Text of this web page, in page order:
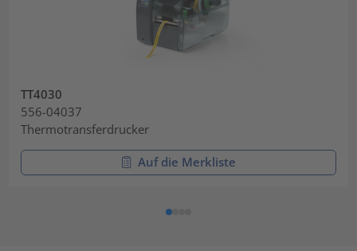
TT4030
556-04037
Thermotransferdrucker
Auf die Merkliste